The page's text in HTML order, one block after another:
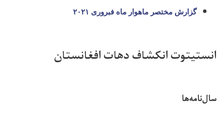
گزارش مختصر ماهوار ماه فبروری ۲۰۲۱
انستیتوت انکشاف دهات افغانستان
سال‌نامه‌ها